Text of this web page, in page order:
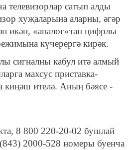
телевизорлар сатып алды
хуҗаларына аларны, әгәр
икән, «аналог»тан цифрлы
күчерергә кирәк.
сигналны кабул итә алмый
махсус приставка-
киңәш ителә. Аның бәясе -
8 800 220-20-02 бушлай
2000-528 номеры буенча